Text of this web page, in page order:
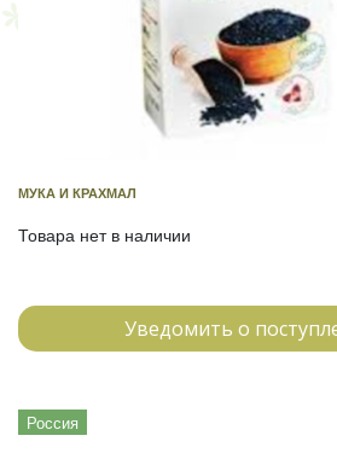
МУКА И КРАХМАЛ
Товара нет в наличии
Уведомить о
Россия